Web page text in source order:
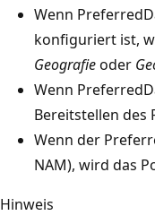
Wenn
konfiguriert ist,
Geografieoder
Wenn
Bereitstellen des
Wenn der
NAM), wird das
Hinweis